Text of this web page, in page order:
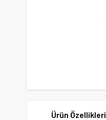
Ürün Özellikleri